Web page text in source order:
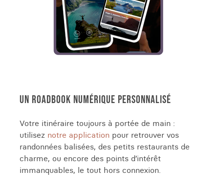
UN ROADBOOK NUMÉRIQUE PERSONNALISÉ
Votre itinéraire toujours à portée de main :
utilisez notre application pour retrouver vos
randonnées balisées, des petits restaurants de
charme, ou encore des points d’intérêt
immanquables, le tout hors connexion.